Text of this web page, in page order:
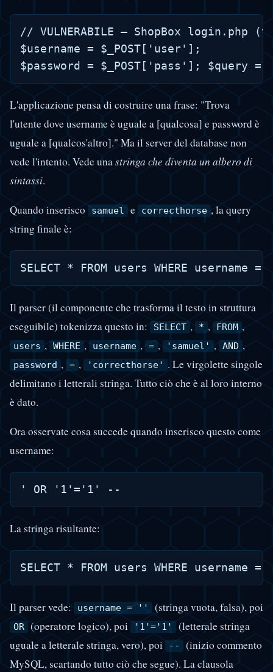
// VULNERABILE — ShopBox login.php
$username = $_POST['user'];
L'applicazione pensa di costruire una frase: "Trova
l'utente dove username è uguale a [qualcosa] e password è
uguale a [qualcos'altro]." Ma il server del database non
vede l'intento. Vede unastringa che diventa un albero di
sintassi.
Quando inserisco samuel e correcthorse , la query
string finale è:
Il parser (il componente che trasforma il testo in struttura
eseguibile) tokenizza questo in: SELECT , * , FROM ,
users , WHERE , username , = , 'samuel' , AND ,
password , = , 'correcthorse' . Le virgolette singole
delimitano i letterali stringa. Tutto ciò che è al loro interno
è dato.
Ora osservate cosa succede quando inserisco questo come
username:
La stringa risultante:
Il parser vede: username = '' (stringa vuota, falsa), poi
OR (operatore logico), poi '1'='1' (letterale stringa
uguale a letterale stringa, vero), poi --
(inizio commento
MySQL, scartando tutto ciò che segue). La clausola